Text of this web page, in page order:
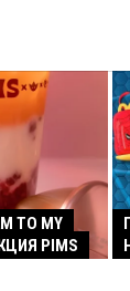
TO MY
PIMS